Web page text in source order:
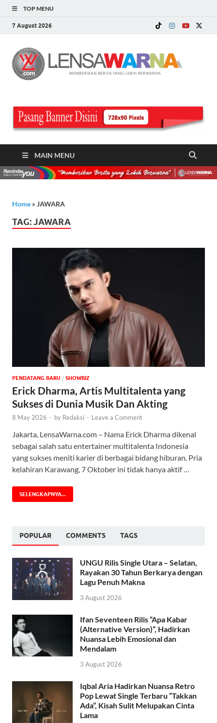
TOP MENU
7 August 2026
MAIN MENU
Home » JAWARA
TAG:JAWARA
PENDATANG BARU / ‎SHOWBIZ
Erick Dharma, Artis Multitalenta yang
Sukses di Dunia Musik Dan Akting
8 May 2026 - by Redaksi - Leave a Comment
Jakarta, LensaWarna.com – Nama Erick Dharma dikenal
sebagai salah satu entertainer multitalenta Indonesia
yang sukses meniti karier di berbagai bidang hiburan. Pria
kelahiran Karawang, 7 Oktober ini tidak hanya aktif …
SELENGKAPNYA...
POPULAR COMMENTS TAGS
UNGU Rilis Single Utara – Selatan,
Rayakan 30 Tahun Berkarya dengan
Lagu Penuh Makna
3 August 2026
Ifan Seventeen Rilis “Apa Kabar
(Alternative Version)”, Hadirkan
Nuansa Lebih Emosional dan
Mendalam
3 August 2026
Iqbal Aria Hadirkan Nuansa Retro
Pop Lewat Single Terbaru “Takkan
Ada”, Kisah Sulit Melupakan Cinta
Lama